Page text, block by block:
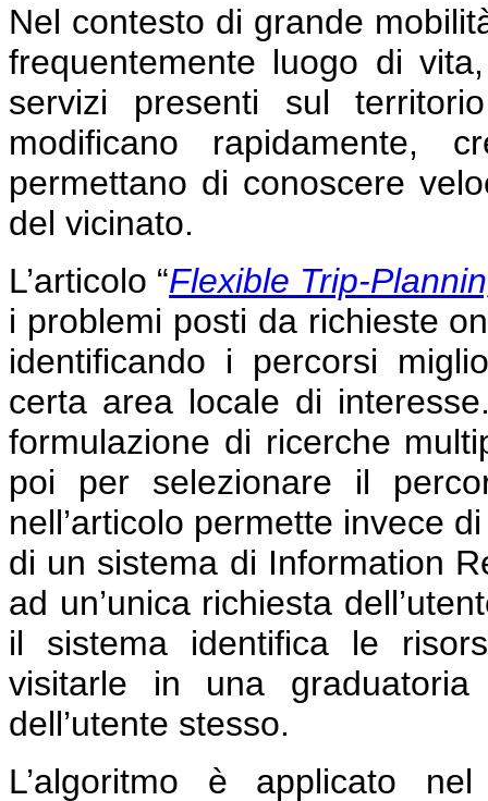
Nel contesto di grande
frequentemente luogo di
servizi presenti sul
modificano rapidamente,
permettano di conoscere
del vicinato.
L’articolo “Flexible Trip-
i problemi posti da richieste
identificando i percorsi
certa area locale di
formulazione di ricerche
poi per selezionare il
nell’articolo permette invece
di un sistema di Information
ad un’unica richiesta
il sistema identifica le
visitarle in una
dell’utente stesso.
L’algoritmo è applicato